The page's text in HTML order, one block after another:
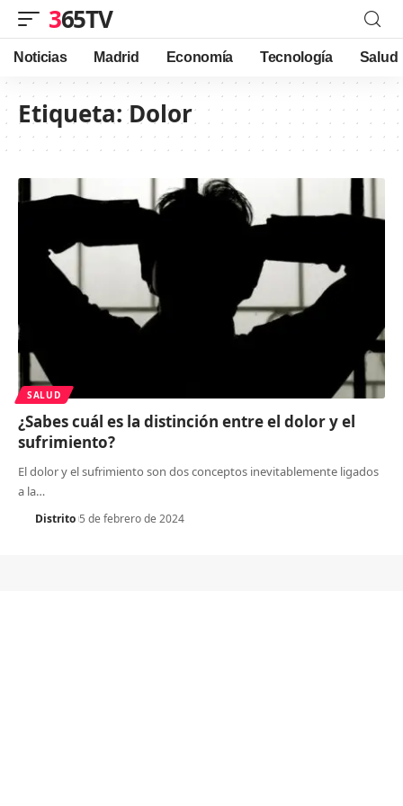
365TV
Noticias Madrid Economía Tecnología Salud
Etiqueta:Dolor
SALUD
¿Sabes cuál es la distinción entre el dolor y el
sufrimiento?
El dolor y el sufrimiento son dos conceptos inevitablemente ligados
a la…
Distrito 5 de febrero de 2024